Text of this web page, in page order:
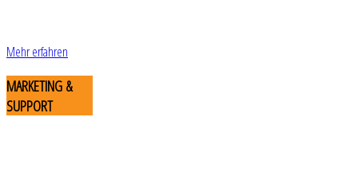
Mehr erfahren
MARKETING &
SUPPORT